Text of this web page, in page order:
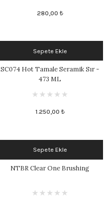
280,00 ₺
Sepete Ekle
SC074 Hot Tamale Seramik Sır -
473 ML
1.250,00 ₺
Sepete Ekle
NTBR Clear One Brushing